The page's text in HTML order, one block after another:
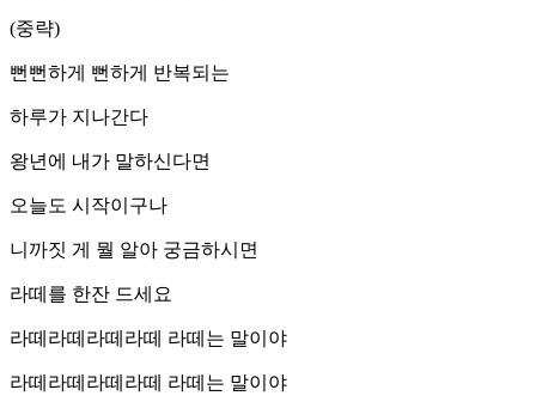
(중략)
뻔뻔하게 뻔하게 반복되는
하루가 지나간다
왕년에 내가 말하신다면
오늘도 시작이구나
니까짓 게 뭘 알아 궁금하시면
라떼를 한잔 드세요
라떼라떼라떼라떼 라떼는 말이야
라떼라떼라떼라떼 라떼는 말이야